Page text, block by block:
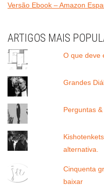
Versão Ebook – Amazon
ARTIGOS MAIS
O que deve
Grandes
Perguntas
alternativa.
Cinquenta
baixar